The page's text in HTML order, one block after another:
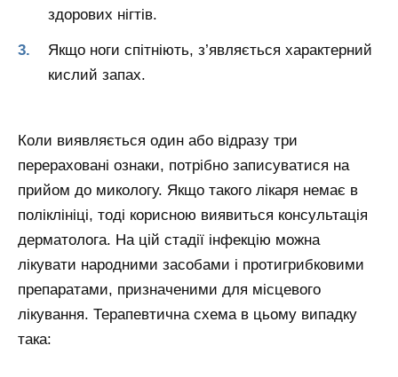
здорових нігтів.
Якщо ноги спітніють, з’являється характерний
кислий запах.
Коли виявляється один або відразу три
перераховані ознаки, потрібно записуватися на
прийом до микологу. Якщо такого лікаря немає в
поліклініці, тоді корисною виявиться консультація
дерматолога. На цій стадії інфекцію можна
лікувати народними засобами і протигрибковими
препаратами, призначеними для місцевого
лікування. Терапевтична схема в цьому випадку
така: